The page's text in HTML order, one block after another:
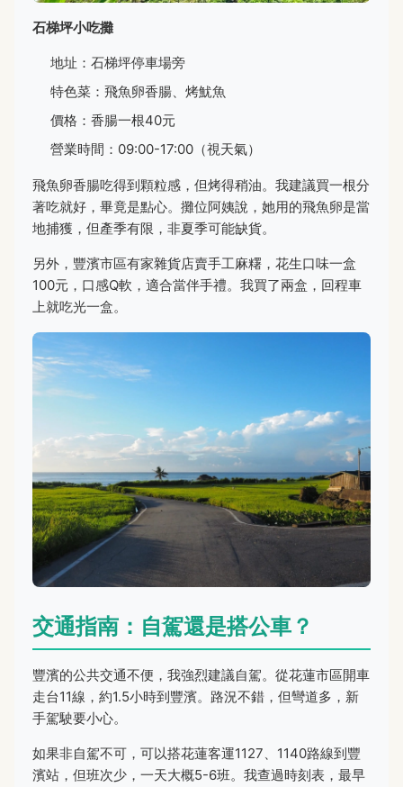
石梯坪小吃攤
地址：石梯坪停車場旁
特色菜：飛魚卵香腸、烤魷魚
價格：香腸一根40元
營業時間：09:00-17:00（視天氣）
飛魚卵香腸吃得到顆粒感，但烤得稍油。我建議買一根分
著吃就好，畢竟是點心。攤位阿姨說，她用的飛魚卵是當
地捕獲，但產季有限，非夏季可能缺貨。
另外，豐濱市區有家雜貨店賣手工麻糬，花生口味一盒
100元，口感Q軟，適合當伴手禮。我買了兩盒，回程車
上就吃光一盒。
交通指南：自駕還是搭公車？
豐濱的公共交通不便，我強烈建議自駕。從花蓮市區開車
走台11線，約1.5小時到豐濱。路況不錯，但彎道多，新
手駕駛要小心。
如果非自駕不可，可以搭花蓮客運1127、1140路線到豐
濱站，但班次少，一天大概5-6班。我查過時刻表，最早